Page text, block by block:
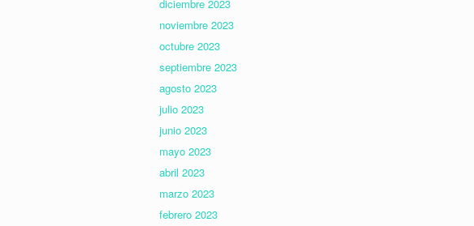
diciembre 2023
noviembre 2023
octubre 2023
septiembre 2023
agosto 2023
julio 2023
junio 2023
mayo 2023
abril 2023
marzo 2023
febrero 2023